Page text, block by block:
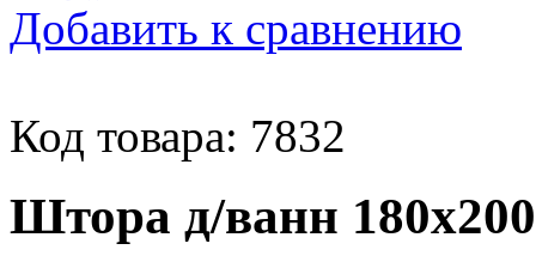
Добавить к сравнению
Код товара: 7832
Штора д/ванн